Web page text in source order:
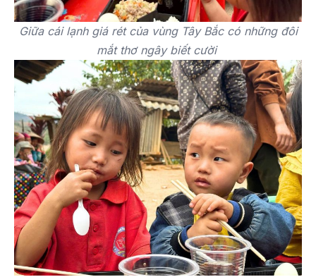
Giữa cái lạnh giá rét của vùng Tây Bắc có những đôi
mắt thơ ngây biết cười